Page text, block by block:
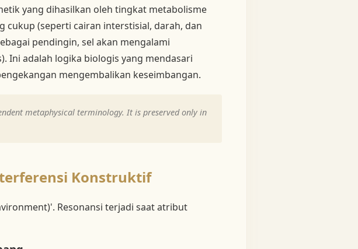
yang dihasilkan oleh tingkat metabolisme
cukup (seperti cairan interstisial, darah, dan
pendingin, sel akan mengalami
Ini adalah logika biologis yang mendasari
mengembalikan keseimbangan.
metaphysical terminology. It is preserved only in
Konstruktif
Resonansi terjadi saat atribut